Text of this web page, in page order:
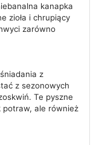
kanapka
zioła i chrupiący
zarówno
z
z sezonowych
Te pyszne
potraw, ale również